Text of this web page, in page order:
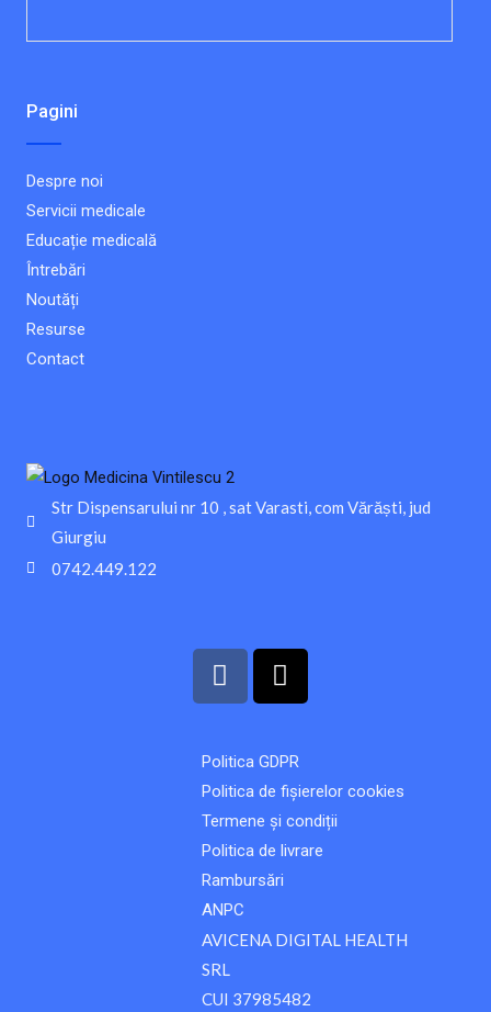
Str Dispensarului nr 10 , sat Varasti, com Vărăști, jud
Giurgiu
0742.449.122
F
a
b
o
o
k
T
i
o
k
Pagini
Despre noi
Servicii medicale
Educație medicală
Întrebări
Noutăți
Resurse
Contact
Politica GDPR
Politica de fișierelor cookies
Termene și condiții
Politica de livrare
Rambursări
ANPC
AVICENA DIGITAL HEALTH
SRL
CUI 37985482